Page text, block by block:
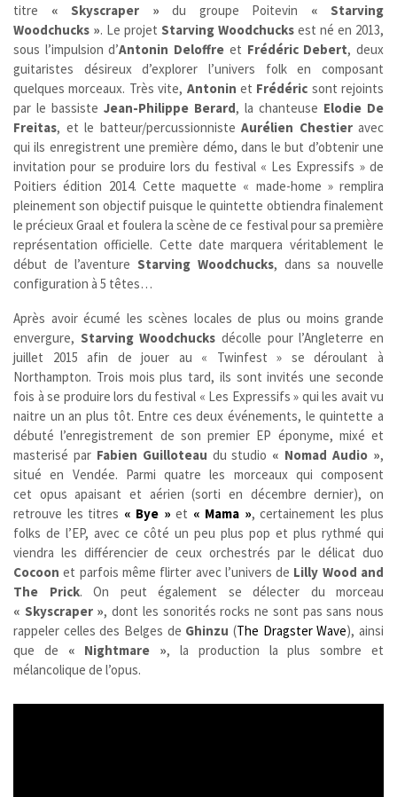
titre « Skyscraper » du groupe Poitevin « Starving
Woodchucks ». Le projet Starving Woodchucks est né en 2013,
sous l’impulsion d’Antonin Deloffre et Frédéric Debert, deux
guitaristes désireux d’explorer l’univers folk en composant
quelques morceaux. Très vite, Antonin et Frédéric sont rejoints
par le bassiste Jean-Philippe Berard, la chanteuse Elodie De
Freitas, et le batteur/percussionniste Aurélien Chestieravec
qui ils enregistrent une première démo, dans le but d’obtenir une
invitation pour se produire lors du festival « Les Expressifs » de
Poitiers édition 2014. Cette maquette « made-home » remplira
pleinement son objectif puisque le quintette obtiendra finalement
le précieux Graal et foulera la scène de ce festival pour sa première
représentation officielle. Cette date marquera véritablement le
début de l’aventureStarving Woodchucks, dans sa nouvelle
configuration à 5 têtes…
Après avoir écumé les scènes locales de plus ou moins grande
envergure, Starving Woodchucks décolle pour l’Angleterre en
juillet 2015 afin de jouer au « Twinfest » se déroulant à
Northampton. Trois mois plus tard, ils sont invités une seconde
fois à se produire lors du festival « Les Expressifs » qui les avait vu
naitre un an plus tôt. Entre ces deux événements, le quintette a
débuté l’enregistrement de son premier EP éponyme, mixé et
masterisé par Fabien Guilloteau du studio « Nomad Audio »,
situé en Vendée. Parmi quatre les morceaux qui composent
cet opus apaisant et aérien (sorti en décembre dernier), on
retrouve les titres « Bye » et « Mama », certainement les plus
folks de l’EP, avec ce côté un peu plus pop et plus rythmé qui
viendra les différencier de ceux orchestrés par le délicat duo
Cocoonet parfois même flirter avec l’univers de Lilly Wood and
The Prick. On peut également se délecter du morceau
« Skyscraper », dont les sonorités rocks ne sont pas sans nous
rappeler celles des Belges de Ghinzu (The Dragster Wave), ainsi
que de « Nightmare », la production la plus sombre et
mélancolique de l’opus.